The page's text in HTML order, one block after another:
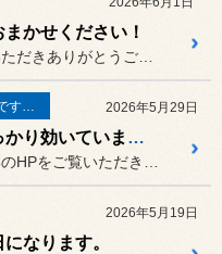
かせください！
準備OKですか？ 2026年5月29日
お車のエアコンしっかり効いていますか？
2026年5月19日
なります。